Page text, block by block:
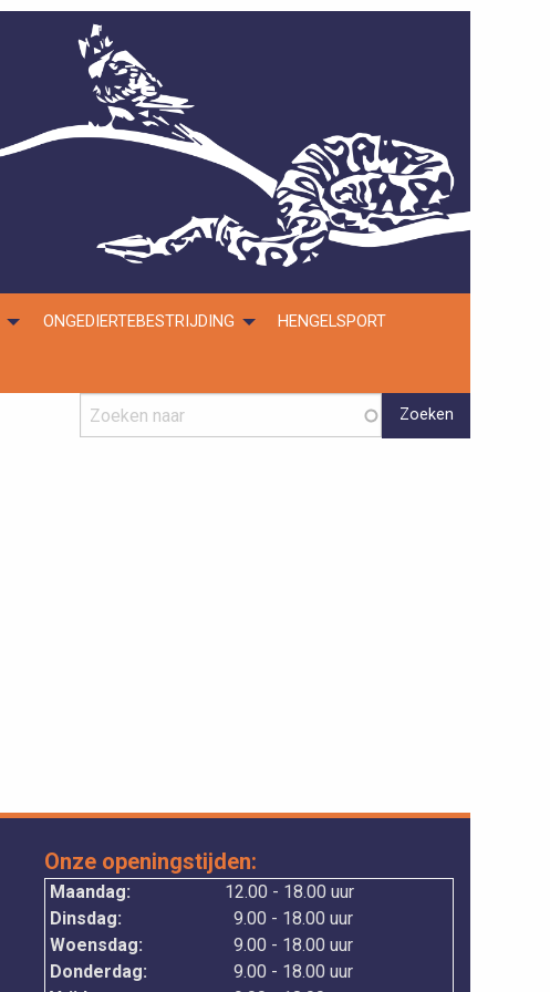
ONGEDIERTEBESTRIJDING HENGELSPORT
Onze openingstijden:
Maandag:
12.00 - 18.00 uur
Dinsdag:
9.00 - 18.00 uur
Woensdag:
9.00 - 18.00 uur
Donderdag:
9.00 - 18.00 uur